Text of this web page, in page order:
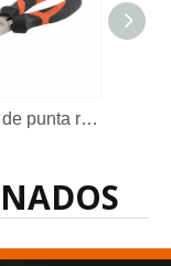
Alicates de punta redonda de alta calidad para la fabricación de joyas